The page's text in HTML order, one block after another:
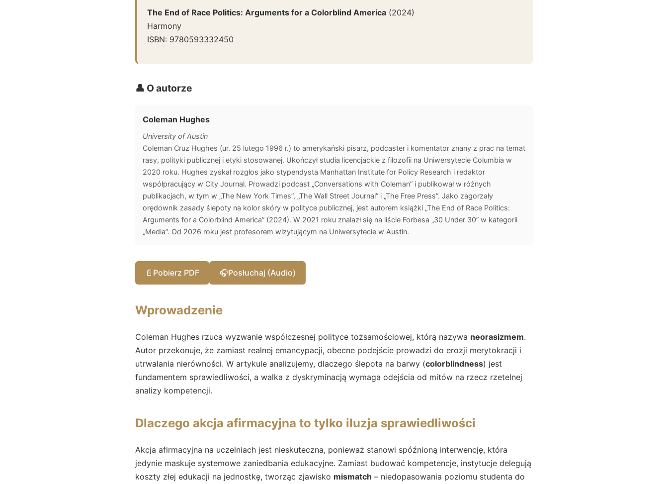
The End of Race Politics: Arguments for a Colorblind America (2024)
Harmony
ISBN: 9780593332450
👤 O autorze
Coleman Hughes
University of Austin
Coleman Cruz Hughes (ur. 25 lutego 1996 r.) to amerykański pisarz, podcaster i komentator znany z prac na temat
rasy, polityki publicznej i etyki stosowanej. Ukończył studia licencjackie z filozofii na Uniwersytecie Columbia w
2020 roku. Hughes zyskał rozgłos jako stypendysta Manhattan Institute for Policy Research i redaktor
współpracujący w City Journal. Prowadzi podcast „Conversations with Coleman” i publikował w różnych
publikacjach, w tym w „The New York Times”, „The Wall Street Journal” i „The Free Press”. Jako zagorzały
orędownik zasady ślepoty na kolor skóry w polityce publicznej, jest autorem książki „The End of Race Politics:
Arguments for a Colorblind America” (2024). W 2021 roku znalazł się na liście Forbesa „30 Under 30” w kategorii
„Media”. Od 2026 roku jest profesorem wizytującym na Uniwersytecie w Austin.
📄 Pobierz PDF 🎧Posłuchaj (Audio)
Wprowadzenie
Coleman Hughes rzuca wyzwanie współczesnej polityce tożsamościowej, którą nazywa neorasizmem.
Autor przekonuje, że zamiast realnej emancypacji, obecne podejście prowadzi do erozji merytokracji i
utrwalania nierówności. W artykule analizujemy, dlaczego ślepota na barwy (colorblindness) jest
fundamentem sprawiedliwości, a walka z dyskryminacją wymaga odejścia od mitów na rzecz rzetelnej
analizy kompetencji.
Dlaczego akcja afirmacyjna to tylko iluzja sprawiedliwości
Akcja afirmacyjna na uczelniach jest nieskuteczna, ponieważ stanowi spóźnioną interwencję, która
jedynie maskuje systemowe zaniedbania edukacyjne. Zamiast budować kompetencje, instytucje delegują
koszty złej edukacji na jednostkę, tworząc zjawisko mismatch – niedopasowania poziomu studenta do